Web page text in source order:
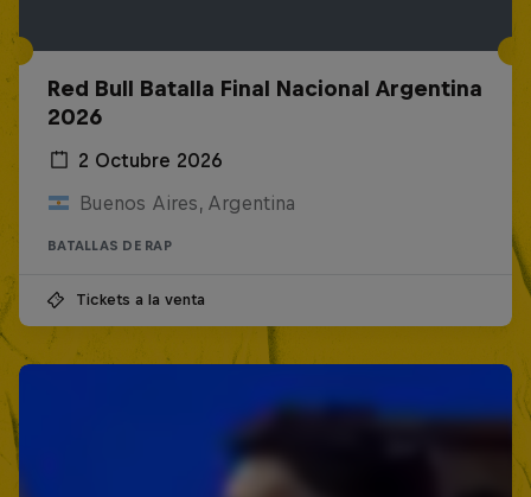
Red Bull Batalla Final Nacional Argentina
2026
2 Octubre 2026
Buenos Aires, Argentina
BATALLAS DE RAP
Tickets a la venta